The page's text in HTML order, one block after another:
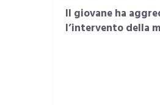
Il giovane ha
l’intervento della